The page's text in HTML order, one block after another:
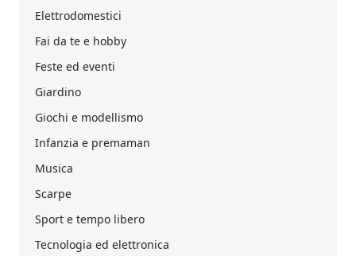
Elettrodomestici
Fai da te e hobby
Feste ed eventi
Giardino
Giochi e modellismo
Infanzia e premaman
Musica
Scarpe
Sport e tempo libero
Tecnologia ed elettronica